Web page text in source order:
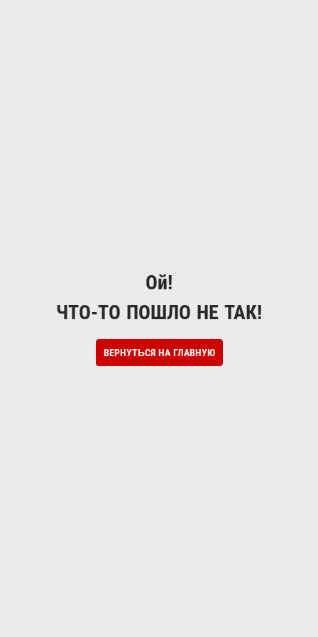
Ой!
ЧТО-ТО ПОШЛО НЕ ТАК!
ВЕРНУТЬСЯ НА ГЛАВНУЮ